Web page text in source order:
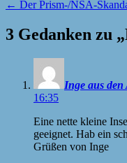
← Der Prism-/NSA-
3 Gedanken zu „
Inge aus den
16:35
Eine nette kleine
geeignet. Hab ein
Grüßen von Inge